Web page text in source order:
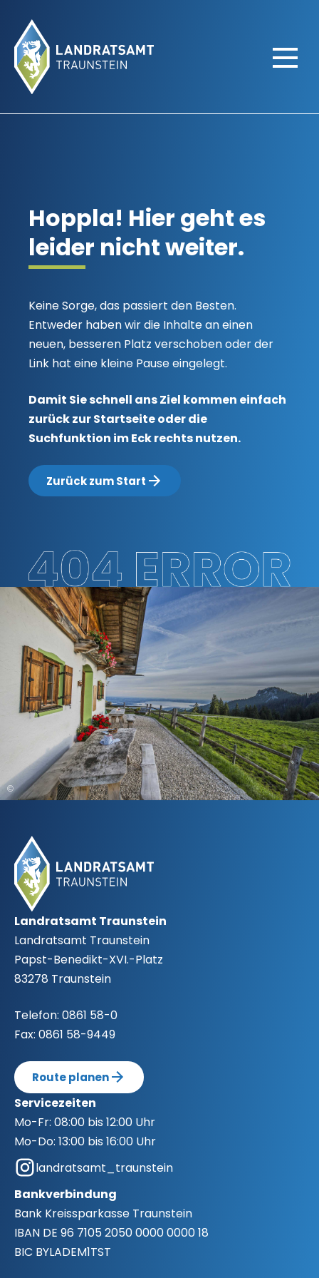
404-Error
Hoppla! Hier geht es
leider nicht weiter.
Keine Sorge, das passiert den Besten.
Entweder haben wir die Inhalte an einen
neuen, besseren Platz verschoben oder der
Link hat eine kleine Pause eingelegt.
Damit Sie schnell ans Ziel kommen einfach
zurück zur Startseite oder die
Suchfunktion im Eck rechts nutzen.
Zurück zum Start
©
Fußbereich
Landratsamt Traunstein
Landratsamt Traunstein
Papst-Benedikt-XVI.-Platz
83278 Traunstein
Telefon: 0861 58-0
Fax: 0861 58-9449
Route planen
Servicezeiten
Mo-Fr: 08:00 bis 12:00 Uhr
Mo-Do: 13:00 bis 16:00 Uhr
landratsamt_traunstein
Bankverbindung
Bank Kreissparkasse Traunstein
IBAN DE 96 7105 2050 0000 0000 18
BIC BYLADEM1TST